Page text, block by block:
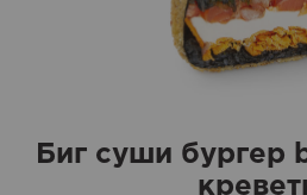
Биг суши бургер